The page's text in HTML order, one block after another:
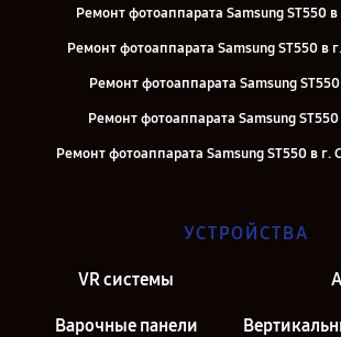
Ремонт фотоаппарата Samsung ST550
Ремонт фотоаппарата Samsung ST550 в
Ремонт фотоаппарата Samsung
Ремонт фотоаппарата Samsung
Ремонт фотоаппарата Samsung ST550 в г.
УСТРОЙСТВА
VR системы
Варочные панели